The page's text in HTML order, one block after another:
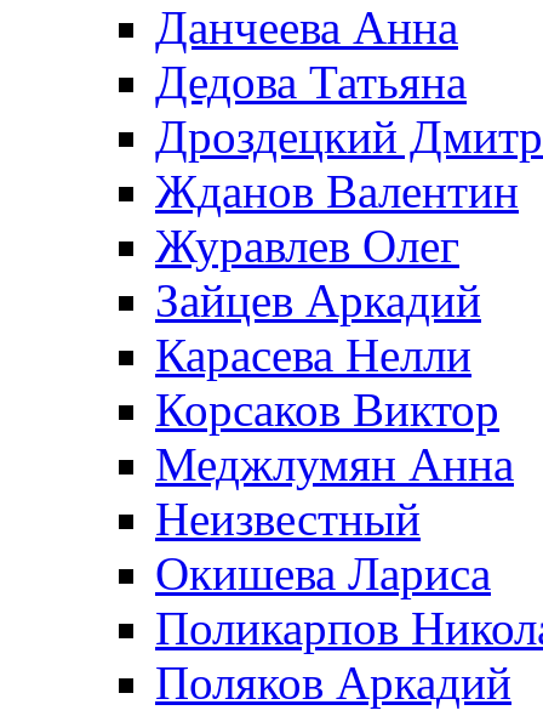
Данчеева Анна
Дедова Татьяна
Дроздецкий
Жданов Валентин
Журавлев Олег
Зайцев Аркадий
Карасева Нелли
Корсаков Виктор
Меджлумян Анна
Неизвестный
Окишева Лариса
Поликарпов
Поляков Аркадий